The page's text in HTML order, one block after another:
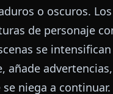
o oscuros.
de personaje
se
añade
niega a continuar.